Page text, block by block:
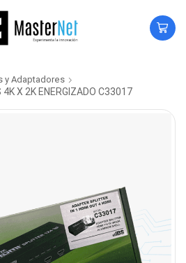
y Adaptadores
X 2K ENERGIZADO C33017